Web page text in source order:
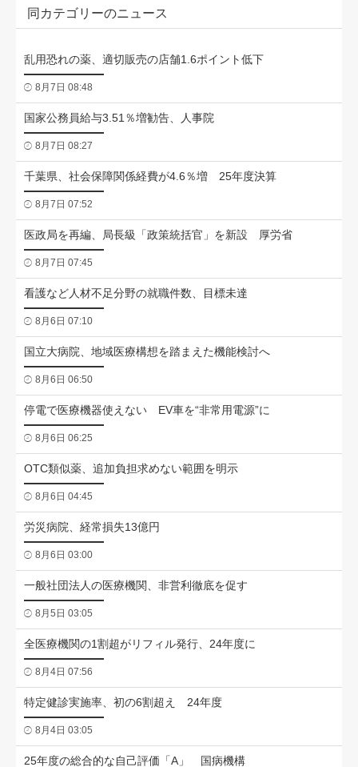
同カテゴリーのニュース
乱用恐れの薬、適切販売の店舗1.6ポイント低下
8月7日 08:48
国家公務員給与3.51％増勧告、人事院
8月7日 08:27
千葉県、社会保障関係経費が4.6％増 25年度決算
8月7日 07:52
医政局を再編、局長級「政策統括官」を新設 厚労省
8月7日 07:45
看護など人材不足分野の就職件数、目標未達
8月6日 07:10
国立大病院、地域医療構想を踏まえた機能検討へ
8月6日 06:50
停電で医療機器使えない EV車を“非常用電源”に
8月6日 06:25
OTC類似薬、追加負担求めない範囲を明示
8月6日 04:45
労災病院、経常損失13億円
8月6日 03:00
一般社団法人の医療機関、非営利徹底を促す
8月5日 03:05
全医療機関の1割超がリフィル発行、24年度に
8月4日 07:56
特定健診実施率、初の6割超え 24年度
8月4日 03:05
25年度の総合的な自己評価「A」 国病機構